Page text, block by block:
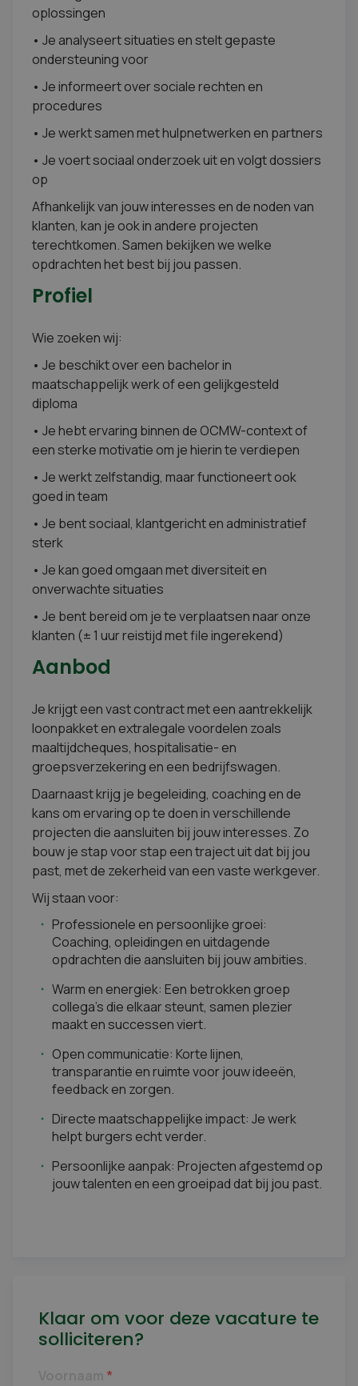
oplossingen
• Je analyseert situaties en stelt gepaste
ondersteuning voor
• Je informeert over sociale rechten en
procedures
• Je werkt samen met hulpnetwerken en partners
• Je voert sociaal onderzoek uit en volgt dossiers
op
Afhankelijk van jouw interesses en de noden van
klanten, kan je ook in andere projecten
terechtkomen. Samen bekijken we welke
opdrachten het best bij jou passen.
Profiel
Wie zoeken wij:
• Je beschikt over een bachelor in
maatschappelijk werk of een gelijkgesteld
diploma
• Je hebt ervaring binnen de OCMW-context of
een sterke motivatie om je hierin te verdiepen
• Je werkt zelfstandig, maar functioneert ook
goed in team
• Je bent sociaal, klantgericht en administratief
sterk
• Je kan goed omgaan met diversiteit en
onverwachte situaties
• Je bent bereid om je te verplaatsen naar onze
klanten (± 1 uur reistijd met file ingerekend)
Aanbod
Je krijgt een vast contract met een aantrekkelijk
loonpakket en extralegale voordelen zoals
maaltijdcheques, hospitalisatie- en
groepsverzekering en een bedrijfswagen.
Daarnaast krijg je begeleiding, coaching en de
kans om ervaring op te doen in verschillende
projecten die aansluiten bij jouw interesses. Zo
bouw je stap voor stap een traject uit dat bij jou
past, met de zekerheid van een vaste werkgever.
Wij staan voor:
Professionele en persoonlijke groei:
Coaching, opleidingen en uitdagende
opdrachten die aansluiten bij jouw ambities.
Warm en energiek: Een betrokken groep
collega’s die elkaar steunt, samen plezier
maakt en successen viert.
Open communicatie: Korte lijnen,
transparantie en ruimte voor jouw ideeën,
feedback en zorgen.
Directe maatschappelijke impact: Je werk
helpt burgers echt verder.
Persoonlijke aanpak: Projecten afgestemd op
jouw talenten en een groeipad dat bij jou past.
Klaar om voor deze vacature te
solliciteren?
*